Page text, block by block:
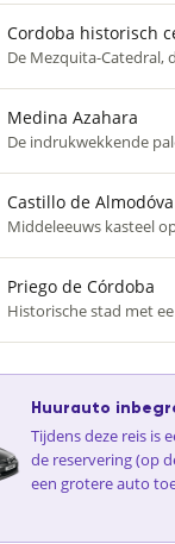
Cordoba historisch
De Mezquita-Catedral,
Medina Azahara
De indrukwekkende
Castillo de
Middeleeuws kasteel
Priego de Córdoba
Historische stad met
Huurauto
Tijdens deze reis is
de reservering (op
een grotere auto